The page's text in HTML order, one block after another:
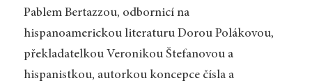
Pablem Bertazzou, odbornicí na
hispanoamerickou literaturu Dorou Polákovou,
překladatelkou Veronikou Štefanovou a
hispanistkou, autorkou koncepce čísla a